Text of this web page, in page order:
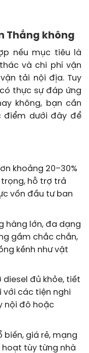
Thắng không
nếu mục tiêu là
và chi phí vận
tải nội địa. Tuy
thực sự đáp ứng
không, bạn cần
điểm dưới đây để
khoảng 20–30%
trọng, hỗ trợ trả
vốn đầu tư ban
hàng lớn, đa dạng
gầm chắc chắn,
kềnh như vật
diesel đủ khỏe, tiết
với các tiện nghi
nội đô hoặc
biến, giá rẻ, mạng
hoạt tùy từng nhà